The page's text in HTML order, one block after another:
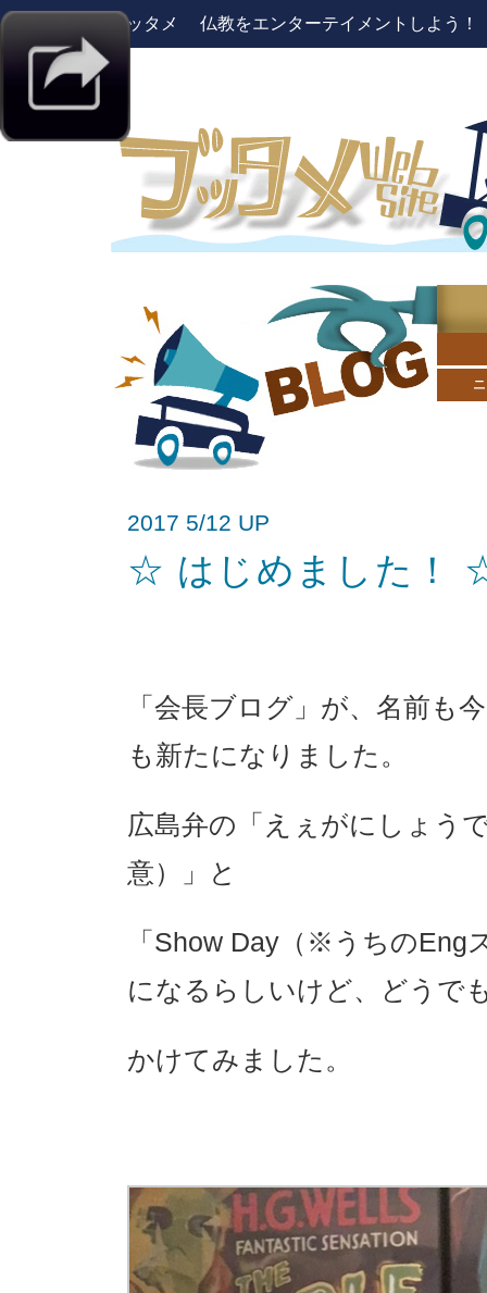
ブッタメ 仏教をエンターテイメントしよう
2017 5/12 UP
☆ はじめました！
「会長ブログ」が、名前も
も新たになりました。
広島弁の「えぇがにしょう
意）」と
「Show Day（※うちのEng
になるらしいけど、どうで
かけてみました。